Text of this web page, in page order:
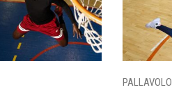
PALLAVOLO